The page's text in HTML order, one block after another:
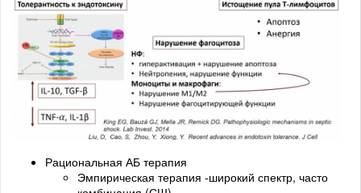
Рациональная АБ терапия
Эмпирическая терапия -широкий спектр, часто